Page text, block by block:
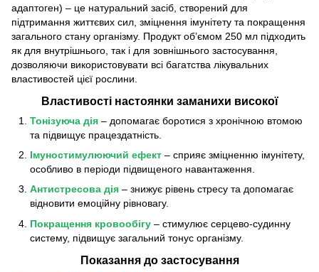
адаптоген) – це натуральний засіб, створений для
підтримання життєвих сил, зміцнення імунітету та покращення
загального стану організму. Продукт об’ємом 250 мл підходить
як для внутрішнього, так і для зовнішнього застосування,
дозволяючи використовувати всі багатства лікувальних
властивостей цієї рослини.
Властивості настоянки заманихи високої
Тонізуюча дія – допомагає боротися з хронічною втомою
та підвищує працездатність.
Імуностимулюючий ефект – сприяє зміцненню імунітету,
особливо в періоди підвищеного навантаження.
Антистресова дія – знижує рівень стресу та допомагає
відновити емоційну рівновагу.
Покращення кровообігу – стимулює серцево-судинну
систему, підвищує загальний тонус організму.
Показання до застосування